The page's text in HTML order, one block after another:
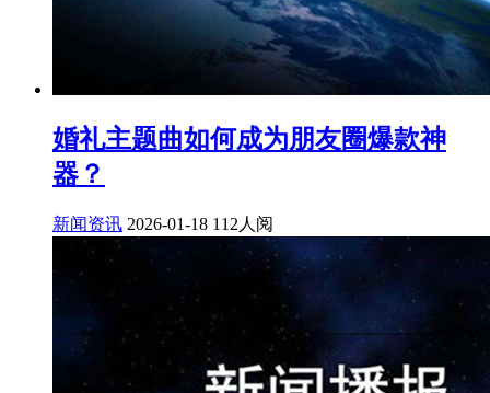
婚礼主题曲如何成为朋友圈爆款神
器？
新闻资讯 2026-01-18 112人阅